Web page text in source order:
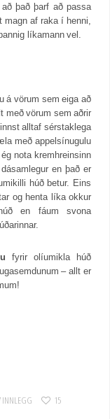
það þarf að passa
af raka í henni,
líkamann vel.
á vörum sem eiga að
með vörum sem aðrir
alltaf sérstaklega
með appelsínugulu
nota kremhreinsinn
en það er
húð betur. Eins
og henta líka okkur
en fáum svona
fyrir olíumikla húð
– allt er
INNLEGG 15